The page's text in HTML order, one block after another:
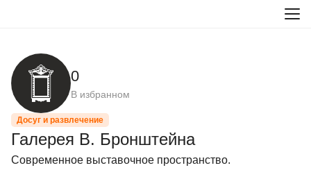
0
В избранном
Досуг и развлечение
Галерея В. Бронштейна
Современное выставочное пространство.